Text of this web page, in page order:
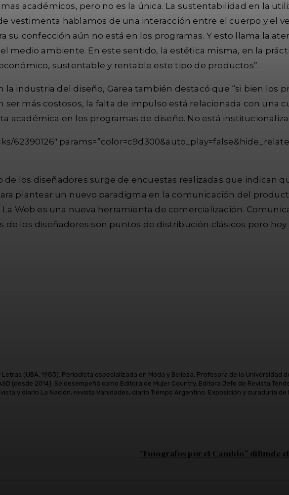
académicos, pero no es la única. La sustentabilidad en la
vestimenta hablamos de una interacción entre el cuerpo y el
confección aún no está en los programas. Y esto llama la
medio ambiente. En este sentido, la estética misma, en la
sustentable y rentable este tipo de productos”.
industria del diseño, Garea también destacó que “si bien los
más costosos, la falta de impulso está relacionada con una
académica en los programas de diseño. No está
los diseñadores surge de encuestas realizadas que indican
plantear un nuevo paradigma en la comunicación del
Web es una nueva herramienta de comercialización.
de los diseñadores son puntos de distribución clásicos pero
(UBA, 1983). Periodista especializada en Moda y Belleza. Profesora de la Universidad
(desde 2014). Se desempeñó como Editora de Mujer Country, Editora Jefe de Revista
y diario La Nación, revista Vanidades, diario Tiempo Argentino. Exposición y curaduría de la
“Fotógrafos por el Cambio” difunde